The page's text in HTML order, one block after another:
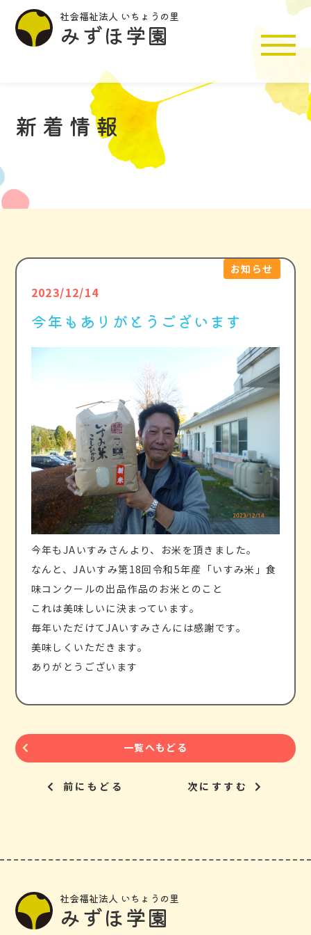
社会福祉法人 いちょうの里
みずほ学園
施設入所支援
共同生活援助
施設紹介
運営法人案内
新着情報
お知らせ
2023/12/14
今年もありがとうございます
今年もJAいすみさんより、お米を頂きました。
なんと、JAいすみ第18回令和5年産「いすみ米」食
味コンクールの出品作品のお米とのこと
これは美味しいに決まっています。
毎年いただけてJAいすみさんには感謝です。
美味しくいただきます。
ありがとうございます
前にもどる
一覧へもどる
次にすすむ
社会福祉法人 いちょうの里
みずほ学園